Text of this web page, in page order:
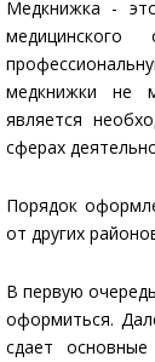
Медкнижка -
медкнижки не
является
сферах
Порядок
от других
В первую
оформиться.
сдает